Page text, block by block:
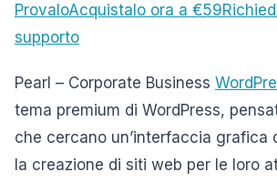
ProvaloAcquistalo ora a €59
supporto
Pearl – Corporate Business
tema premium di WordPress,
che cercano un’interfaccia grafica
la creazione di siti web per le loro